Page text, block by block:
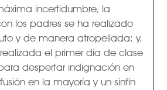
incertidumbre, la
los padres se ha realizado
y de manera atropellada; y,
el primer día de clase
despertar indignación en
en la mayoría y un sinfín